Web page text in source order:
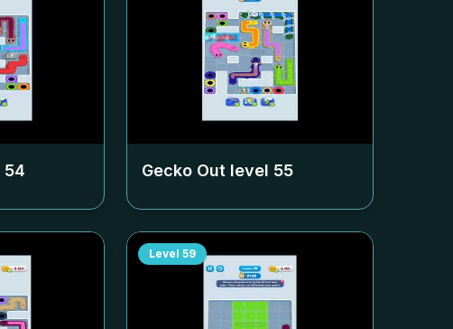
54 Gecko Out level 55
Level 59